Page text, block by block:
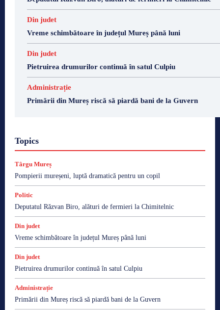
Din judet
Vreme schimbătoare în județul Mureș până luni
Din judet
Pietruirea drumurilor continuă în satul Culpiu
Administrație
Primării din Mureș riscă să piardă bani de la Guvern
Topics
Târgu Mureș
Pompierii mureșeni, luptă dramatică pentru un copil
Politic
Deputatul Răzvan Biro, alături de fermieri la Chimitelnic
Din judet
Vreme schimbătoare în județul Mureș până luni
Din judet
Pietruirea drumurilor continuă în satul Culpiu
Administrație
Primării din Mureș riscă să piardă bani de la Guvern